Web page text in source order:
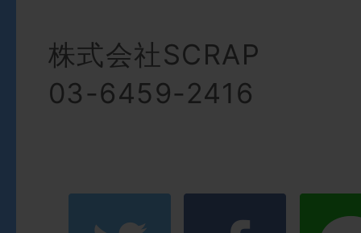
株式会社SCRAP
03-6459-2416